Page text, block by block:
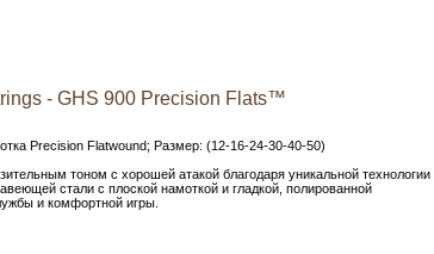
- GHS 900 Precision Flats™
Precision Flatwound; Размер: (12-16-24-30-40-50)
тоном с хорошей атакой благодаря уникальной технологии
стали с плоской намоткой и гладкой, полированной
и комфортной игры.